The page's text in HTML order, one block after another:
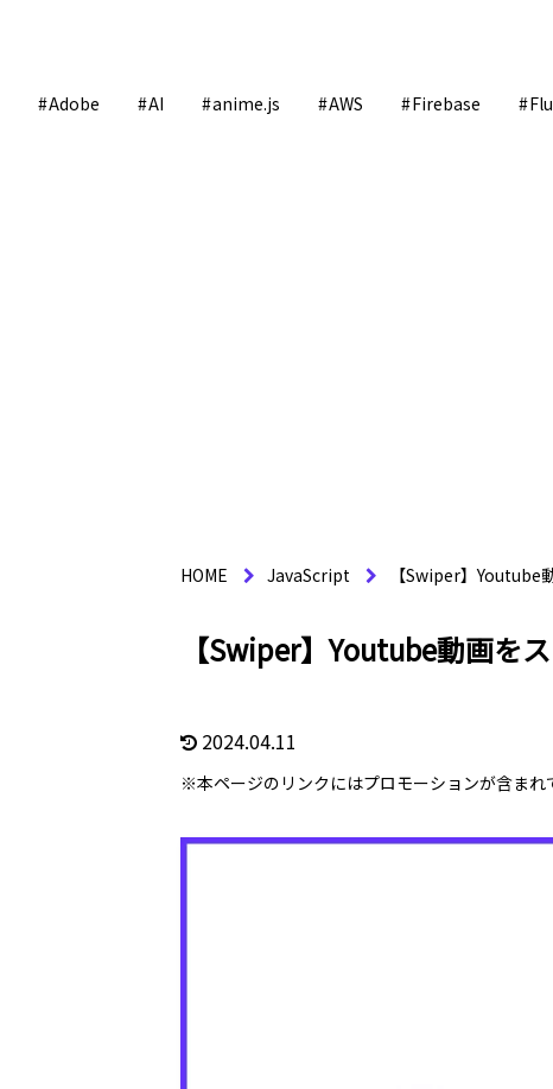
Adobe AI anime.js AWS Firebase
HOME JavaScript 【Swiper】Youtube
【Swiper】Youtube動画を
2024.04.11
※本ページのリンクにはプロモーションが含まれ